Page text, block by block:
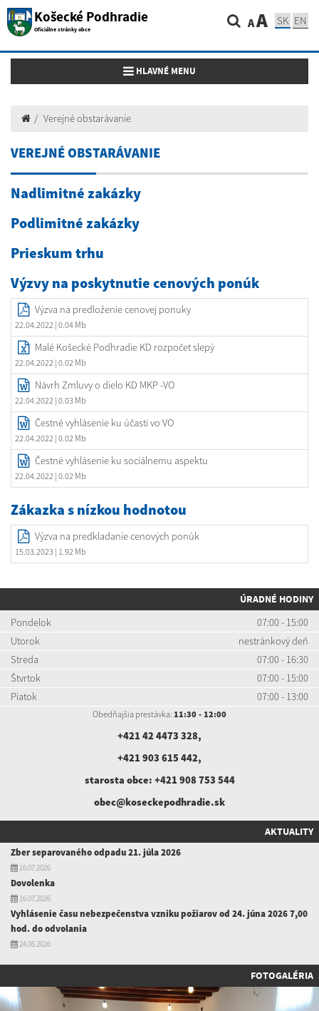
Košecké Podhradie
Oficiálne stránky obce AA SK EN
Toggle navigation
HLAVNÉ MENU
Verejné obstarávanie
VEREJNÉ OBSTARÁVANIE
Nadlimitné zakázky
Podlimitné zakázky
Prieskum trhu
Výzvy na poskytnutie cenových ponúk
Výzva na predloženie cenovej ponuky
22.04.2022 | 0.04 Mb
Malé Košecké Podhradie KD rozpočet slepý
22.04.2022 | 0.02 Mb
Návrh Zmluvy o dielo KD MKP -VO
22.04.2022 | 0.03 Mb
Čestné vyhlásenie ku účasti vo VO
22.04.2022 | 0.02 Mb
Čestné vyhlásenie ku sociálnemu aspektu
22.04.2022 | 0.02 Mb
Zákazka s nízkou hodnotou
Výzva na predkladanie cenových ponúk
15.03.2023 | 1.92 Mb
ÚRADNÉ HODINY
Pondelok
07:00 - 15:00
Utorok
nestránkový deň
Streda
07:00 - 16:30
Štvrtok
07:00 - 15:00
Piatok
07:00 - 13:00
Obedňajšia prestávka: 11:30 - 12:00
+421 42 4473 328,
+421 903 615 442,
starosta obce: +421 908 753 544
obec@koseckepodhradie.sk
AKTUALITY
Zber separovaného odpadu 21. júla 2026
16.07.2026
Dovolenka
16.07.2026
Vyhlásenie času nebezpečenstva vzniku požiarov od 24. júna 2026 7,00
hod. do odvolania
24.06.2026
FOTOGALÉRIA